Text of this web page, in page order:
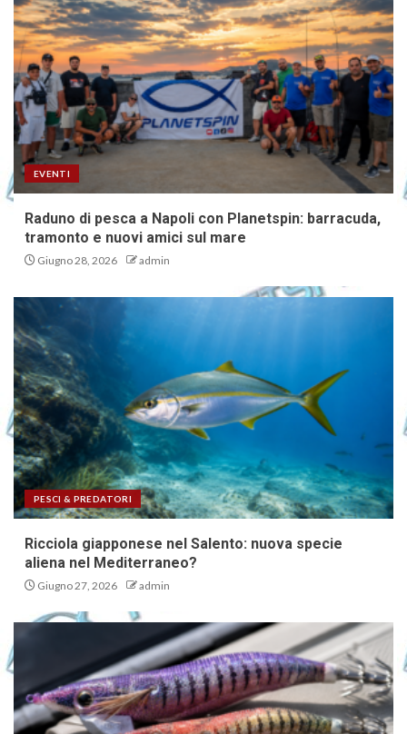
EVENTI
Raduno di pesca a Napoli con Planetspin: barracuda,
tramonto e nuovi amici sul mare
Giugno 28, 2026 admin
PESCI & PREDATORI
Ricciola giapponese nel Salento: nuova specie
aliena nel Mediterraneo?
Giugno 27, 2026 admin